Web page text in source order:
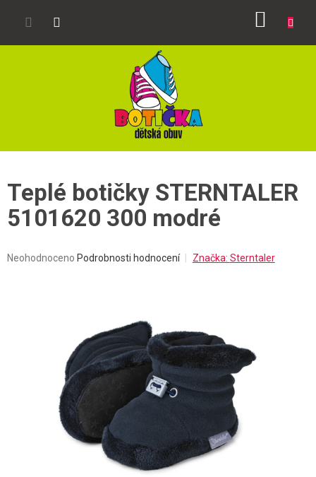
Teplé botičky STERNTALER
5101620 300 modré
Průměrné
Neohodnoceno Podrobnosti hodnocení Značka: Sterntaler